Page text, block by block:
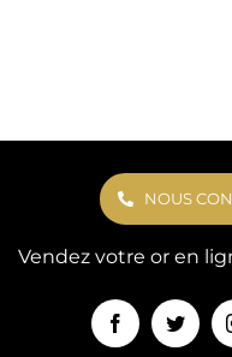
NOUS
Vendez votre or en